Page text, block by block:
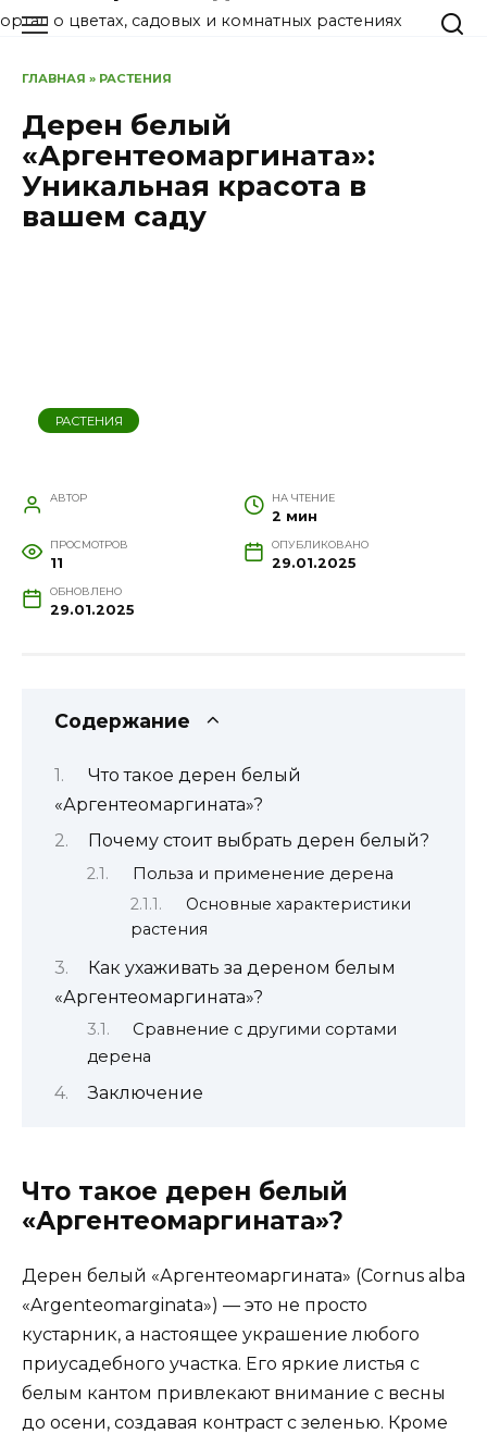
Перейтио цветах, садовых и комнатных растениях
ГЛАВНАЯ » РАСТЕНИЯ
Дерен белый
«Аргентеомаргината»:
Уникальная красота в
вашем саду
РАСТЕНИЯ
АВТОР НА ЧТЕНИЕ
2 мин
ПРОСМОТРОВ
11
ОПУБЛИКОВАНО
29.01.2025
ОБНОВЛЕНО
29.01.2025
Содержание
Что такое дерен белый
«Аргентеомаргината»?
Почему стоит выбрать дерен белый?
Польза и применение дерена
Основные характеристики
растения
Как ухаживать за дереном белым
«Аргентеомаргината»?
Сравнение с другими сортами
дерена
Заключение
Что такое дерен белый
«Аргентеомаргината»?
Дерен белый «Аргентеомаргината» (Cornus alba
«Argenteomarginata») — это не просто
кустарник, а настоящее украшение любого
приусадебного участка. Его яркие листья с
белым кантом привлекают внимание с весны
до осени, создавая контраст с зеленью. Кроме